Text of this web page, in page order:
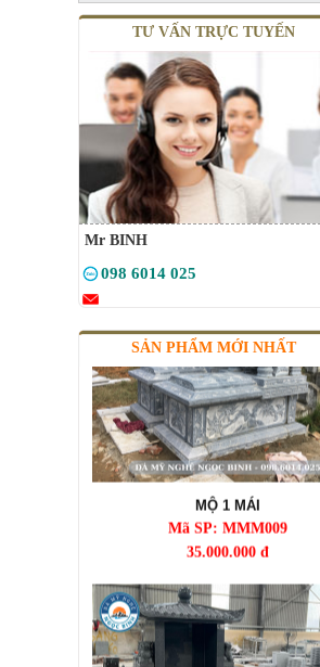
TƯ VẤN TRỰC TUYẾN
Mr BINH
098 6014 025
SẢN PHẨM MỚI NHẤT
MỘ 1 MÁI
Mã SP: MMM008
20.000.000 đ
MỘ 1 MÁI
Mã SP: MMM009
35.000.000 đ